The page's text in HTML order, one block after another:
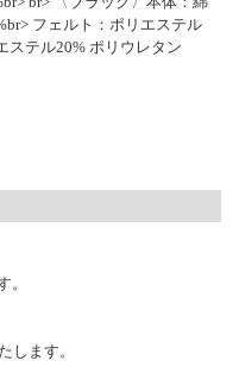
フェルト：ポリエステル
ステル20% ポリウレタン
。
します。